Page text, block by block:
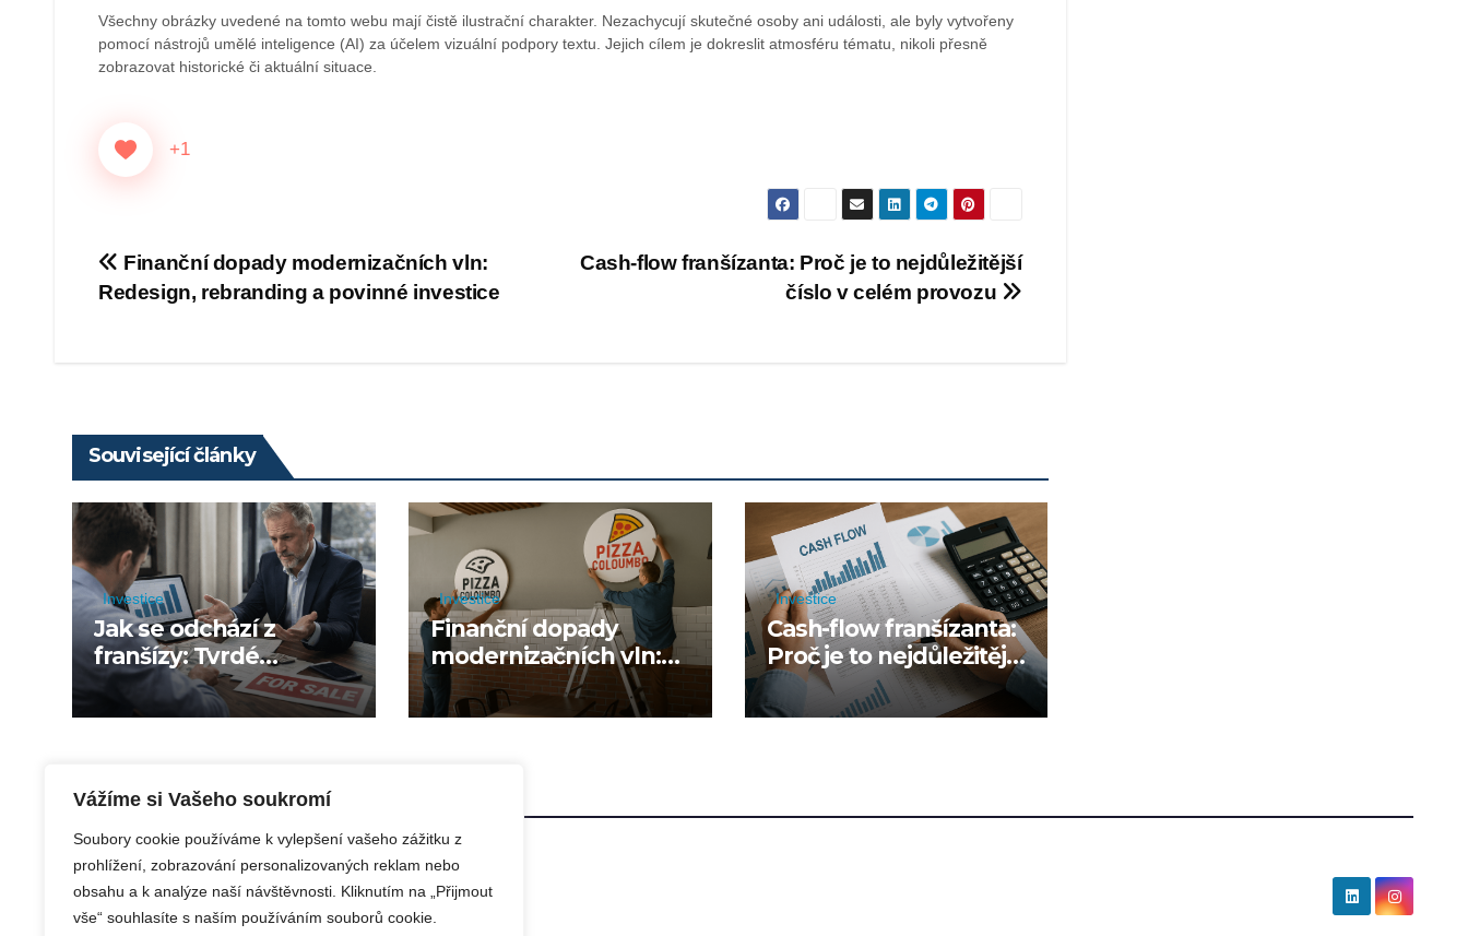
Vážíme si Vašeho soukromí
Soubory cookie používáme k vylepšení vašeho zážitku z
prohlížení, zobrazování personalizovaných reklam nebo
obsahu a k analýze naší návštěvnosti. Kliknutím na „Přijmout
vše“ souhlasíte s naším používáním souborů cookie.
Všechny obrázky uvedené na tomto webu mají čistě ilustrační charakter. Nezachycují skutečné osoby ani události, ale byly vytvořeny
pomocí nástrojů umělé inteligence (AI) za účelem vizuální podpory textu. Jejich cílem je dokreslit atmosféru tématu, nikoli přesně
zobrazovat historické či aktuální situace.
+1
Navigace
Cash-flow franšízanta: Proč je to nejdůležitější
číslo v celém provozu
Finanční dopady modernizačních vln:
Redesign, rebranding a povinné investice
Související články
Investice
Jak se odchází z
franšízy: Tvrdé
vystřízlivění těch, kteří
chtěli „jen prodat“
Investice
Finanční dopady
modernizačních vln:
Redesign, rebranding
a povinné investice
Investice
Cash-flow franšízanta:
Proč je to nejdůležitější
číslo v celém provozu